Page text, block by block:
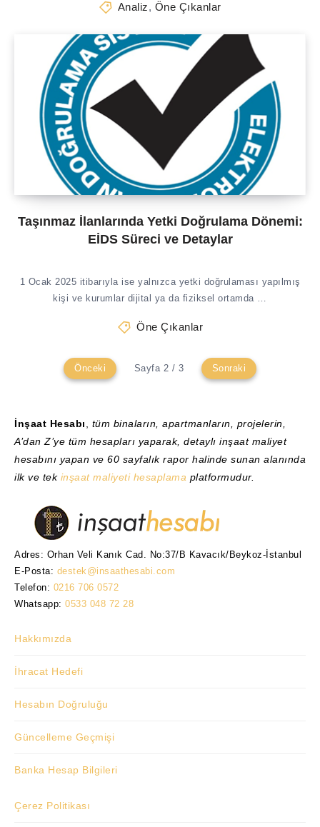
Analiz, Öne Çıkanlar
Taşınmaz İlanlarında Yetki Doğrulama Dönemi:
EİDS Süreci ve Detaylar
1 Ocak 2025 itibarıyla ise yalnızca yetki doğrulaması yapılmış
kişi ve kurumlar dijital ya da fiziksel ortamda …
Öne Çıkanlar
Önceki Sayfa 2 / 3 Sonraki
İnşaat Hesabı
tüm binaların, apartmanların, projelerin,
A’dan Z’ye tüm hesapları yaparak, detaylı inşaat maliyet
hesabını yapan ve 60 sayfalık rapor halinde sunan alanında
ilk ve tek inşaat maliyeti hesaplama platformudur.
Adres: Orhan Veli Kanık Cad. No:37/B Kavacık/Beykoz-İstanbul
E-Posta: destek@insaathesabi.com
Telefon: 0216 706 0572
Whatsapp: 0533 048 72 28
Hakkımızda
İhracat Hedefi
Hesabın Doğruluğu
Güncelleme Geçmişi
Banka Hesap Bilgileri
Çerez Politikası